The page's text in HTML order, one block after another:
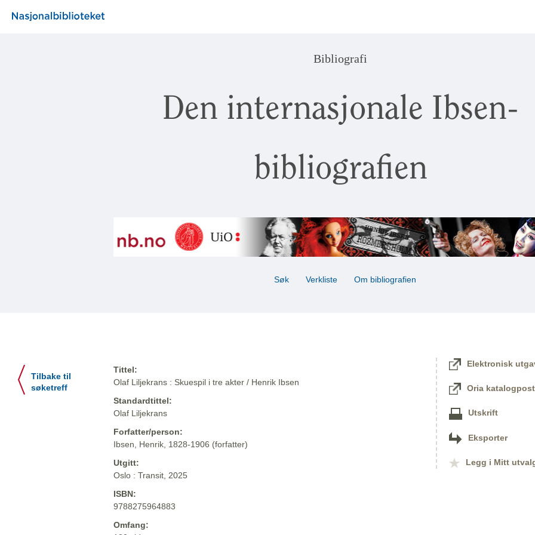
Bibliografi
Den internasjonale Ibsen-
bibliografien
Søk Verkliste Om bibliografien
Tilbake til
søketreff
Tittel:
Olaf Liljekrans : Skuespil i tre akter / Henrik Ibsen
Standardtittel:
Olaf Liljekrans
Forfatter/person:
Ibsen, Henrik, 1828-1906 (forfatter)
Utgitt:
Oslo : Transit, 2025
ISBN:
9788275964883
Omfang:
Elektronisk
Oria katalogpost
Utskrift
Eksporter
Legg i Mitt